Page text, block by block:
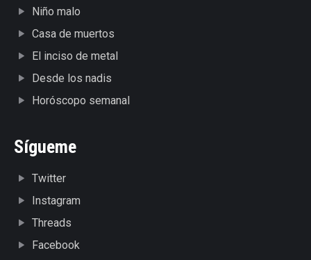
Niño malo
Casa de muertos
El inciso de metal
Desde los nadis
Horóscopo semanal
Sígueme
Twitter
Instagram
Threads
Facebook